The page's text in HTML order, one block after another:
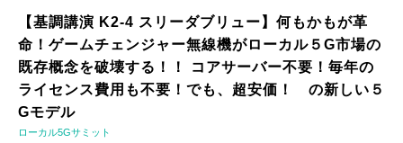
【基調講演 K2-4 スリーダブリュー】何もかもが革
命！ゲームチェンジャー無線機がローカル５G市場の
既存概念を破壊する！！ コアサーバー不要！毎年の
ライセンス費用も不要！でも、超安価！ の新しい５
Gモデル
ローカル5Gサミット